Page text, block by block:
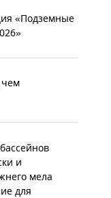
«Подземные
чем
и
мела
для